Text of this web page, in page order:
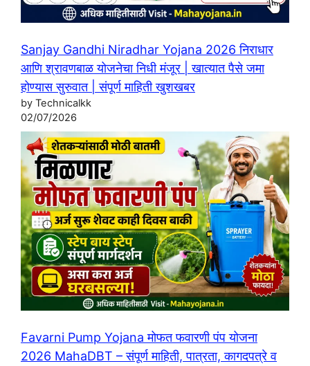
Sanjay Gandhi Niradhar Yojana 2026 निराधार
आणि श्रावणबाळ योजनेचा निधी मंजूर | खात्यात पैसे जमा
होण्यास सुरुवात | संपूर्ण माहिती खुशखबर
by Technicalkk
02/07/2026
Favarni Pump Yojana मोफत फवारणी पंप योजना
2026 MahaDBT – संपूर्ण माहिती, पात्रता, कागदपत्रे व